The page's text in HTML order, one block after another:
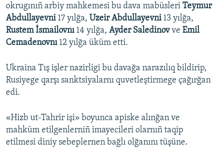
okrugınıñ arbiy mahkemesi bu dava mabüsleri Teymur
Abdullayevni17 yılğa, Uzeir Abdullayevni 13 yılğa,
Rustem İsmailovnı 14 yılğa, Ayder Saledinovve Emil
Cemadenovnı 12 yılğa üküm etti.
Ukraina Tış işler nazirligi bu davağa narazılıq bildirip,
Rusiyege qarşı sanktsiyalarnı quvetleştirmege çağırğan
edi.
«Hizb ut-Tahrir işi» boyunca apiske alınğan ve
mahküm etilgenlerniñ imayecileri olarnıñ taqip
etilmesi diniy sebeplernen bağlı olğanını tüşüne.